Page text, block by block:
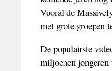
Vooral de
met grote groepen
De populairste
miljoenen jongeren